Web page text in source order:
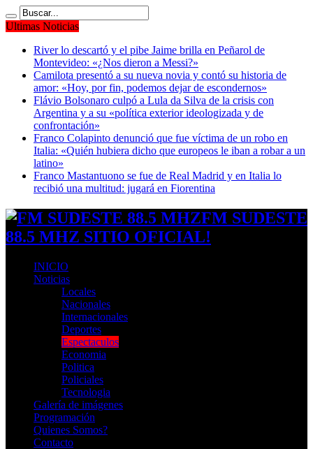
Ultimas Noticias
River lo descartó y el pibe Jaime brilla en Peñarol de
Montevideo: «¿Nos dieron a Messi?»
Camilota presentó a su nueva novia y contó su historia de
amor: «Hoy, por fin, podemos dejar de escondernos»
Flávio Bolsonaro culpó a Lula da Silva de la crisis con
Argentina y a su «política exterior ideologizada y de
confrontación»
Franco Colapinto denunció que fue víctima de un robo en
Italia: «Quién hubiera dicho que europeos le iban a robar a un
latino»
Franco Mastantuono se fue de Real Madrid y en Italia lo
recibió una multitud: jugará en Fiorentina
FM SUDESTE
88.5 MHZ SITIO OFICIAL!
INICIO
Noticias
Locales
Nacionales
Internacionales
Deportes
Espectaculos
Economia
Politica
Policiales
Tecnologia
Galería de imágenes
Programación
Quienes Somos?
Contacto